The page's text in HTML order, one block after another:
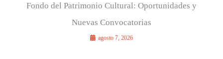
Fondo del Patrimonio Cultural: Oportunidades y
Nuevas Convocatorias
agosto 7, 2026